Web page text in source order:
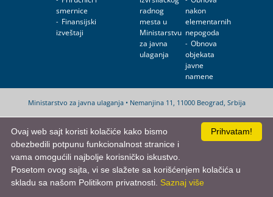
smernice
Finansijski
izveštaji
radnog
mesta u
Ministarstvu
za javna
ulaganja
nakon
elementarnih
nepogoda
Obnova
objekata
javne
namene
Ministarstvo za javna ulaganja • Nemanjina 11, 11000 Beograd, Srbija
Prihvatam!
Ovaj web sajt koristi kolačiće kako bismo
obezbedili potpunu funkcionalnost stranice i
vama omogućili najbolje korisničko iskustvo.
Posetom ovog sajta, vi se slažete sa korišćenjem kolačića u
skladu sa našom Politikom privatnosti. Saznaj više